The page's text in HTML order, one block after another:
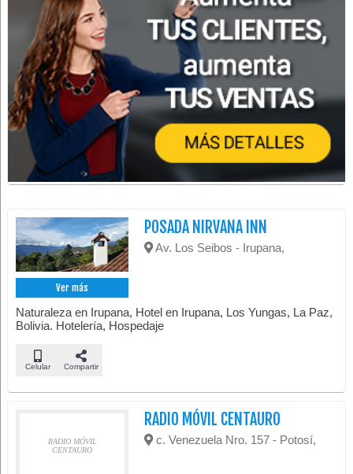
Ver más
POSADA NIRVANA INN
Av. Los Seibos - Irupana,
Naturaleza en Irupana, Hotel en Irupana, Los Yungas, La Paz,
Bolivia. Hotelería, Hospedaje
Celular Compartir
RADIO MÓVIL
CENTAURO
RADIO MÓVIL CENTAURO
c. Venezuela Nro. 157 - Potosí,